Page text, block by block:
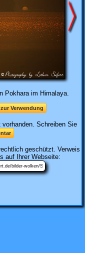
Pokhara im Himalaya.
Verwendung
Schreiben Sie
geschützt. Verweis
auf Ihrer Webseite: